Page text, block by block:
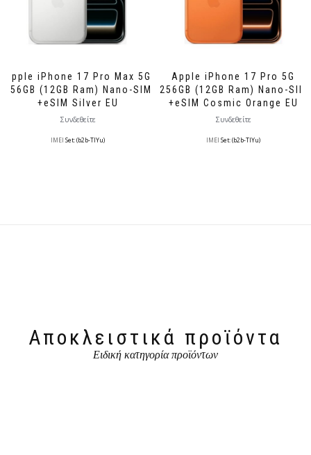
Apple iPhone 17 Pro Max 5G
256GB (12GB Ram) Nano-SIM
+eSIM Silver EU
Συνδεθείτε
IMEI Set: (b2b-TlYu)
Apple iPhone 17 Pro 5G
256GB (12GB Ram) Nano-SIM
+eSIM Cosmic Orange EU
Συνδεθείτε
IMEI Set: (b2b-TlYu)
Αποκλειστικά προϊόντα
Ειδική κατηγορία προϊόντων